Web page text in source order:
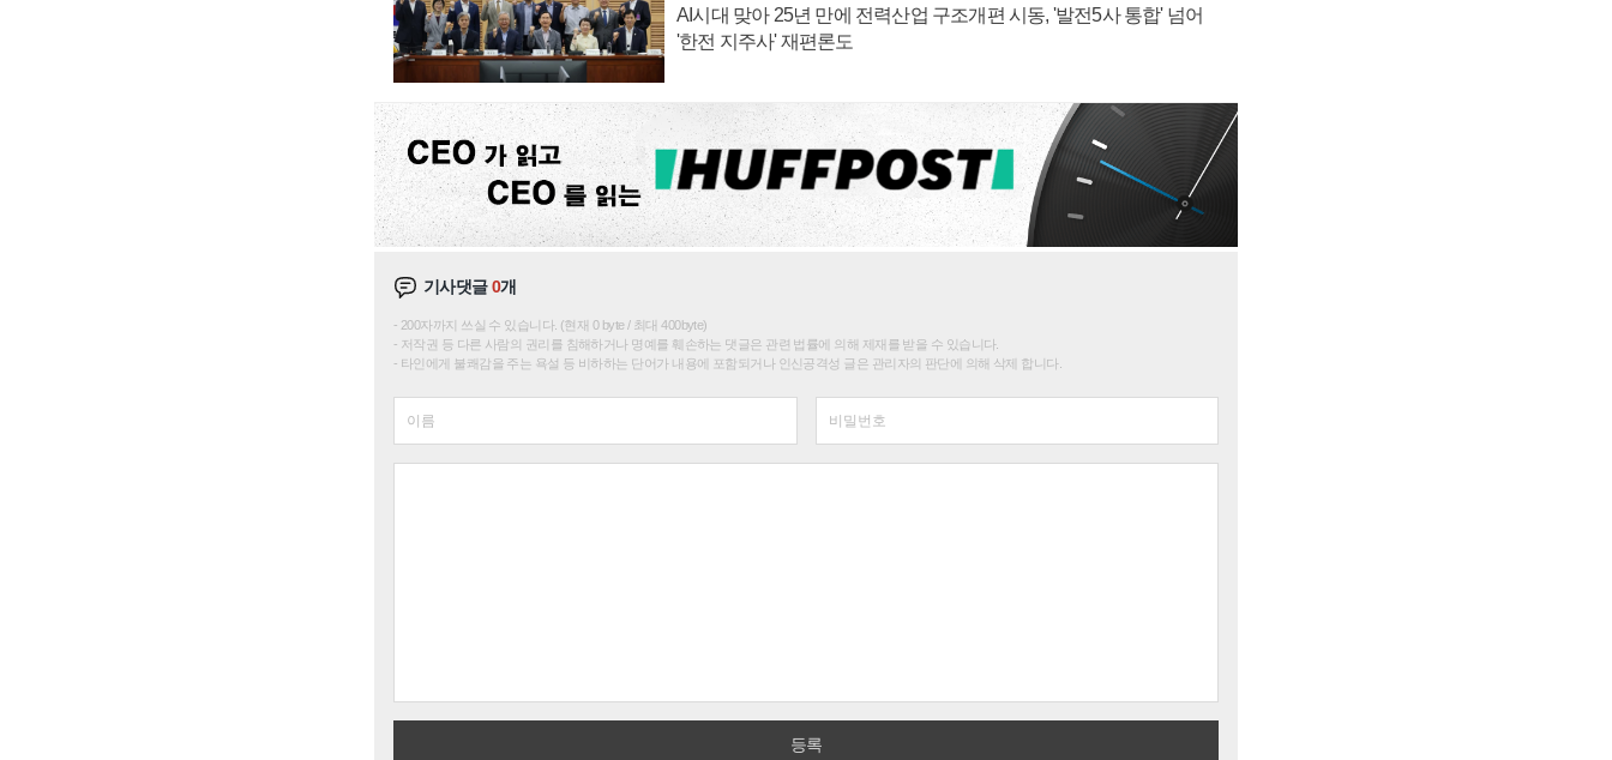
AI시대 맞아 25년 만에 전력산업 구조개편 시동, '발전5사 통합' 넘어
'한전 지주사' 재편론도
기사댓글0개
200자까지 쓰실 수 있습니다. (현재 0 byte / 최대 400byte)
저작권 등 다른 사람의 권리를 침해하거나 명예를 훼손하는 댓글은 관련 법률에 의해 제재를 받을 수 있습니다.
타인에게 불쾌감을 주는 욕설 등 비하하는 단어가 내용에 포함되거나 인신공격성 글은 관리자의 판단에 의해 삭제 합니다.